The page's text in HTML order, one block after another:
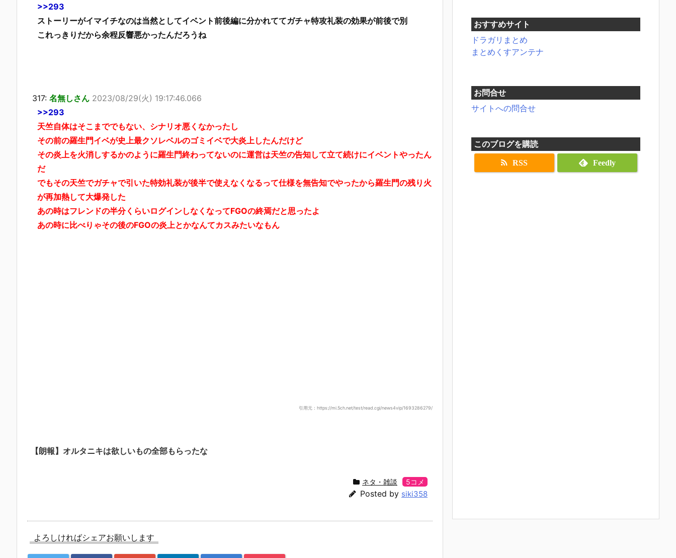
>>293
ストーリーがイマイチなのは当然としてイベント前後編に分かれててガチャ特攻礼装の効果が前後で別
これっきりだから余程反響悪かったんだろうね
317: 名無しさん 2023/08/29(火) 19:17:46.066
>>293
天竺自体はそこまででもない、シナリオ悪くなかったし
その前の羅生門イベが史上最クソレベルのゴミイベで大炎上したんだけど
その炎上を火消しするかのように羅生門終わってないのに運営は天竺の告知して立て続けにイベントやったん
だ
でもその天竺でガチャで引いた特効礼装が後半で使えなくなるって仕様を無告知でやったから羅生門の残り火
が再加熱して大爆発した
あの時はフレンドの半分くらいログインしなくなってFGOの終焉だと思ったよ
あの時に比べりゃその後のFGOの炎上とかなんてカスみたいなもん
引用元：https://mi.5ch.net/test/read.cgi/news4vip/1693286279/
【朗報】オルタニキは欲しいもの全部もらったな
ネタ・雑談 5コメ
Posted by siki358
よろしければシェアお願いします
おすすめサイト
ドラガリまとめ
まとめくすアンテナ
お問合せ
サイトへの問合せ
このブログを購読
RSS Feedly